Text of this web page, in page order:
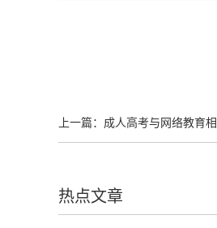
上一篇： 成人高考与网络教育
热点文章